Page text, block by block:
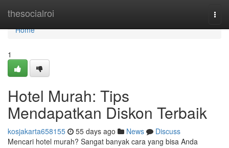
thesocialroi
Home
Home
1
Hotel Murah: Tips
Mendapatkan Diskon Terbaik
kosjakarta658155 55 days ago News
Discuss
Mencari hotel murah? Sangat banyak cara yang bisa Anda